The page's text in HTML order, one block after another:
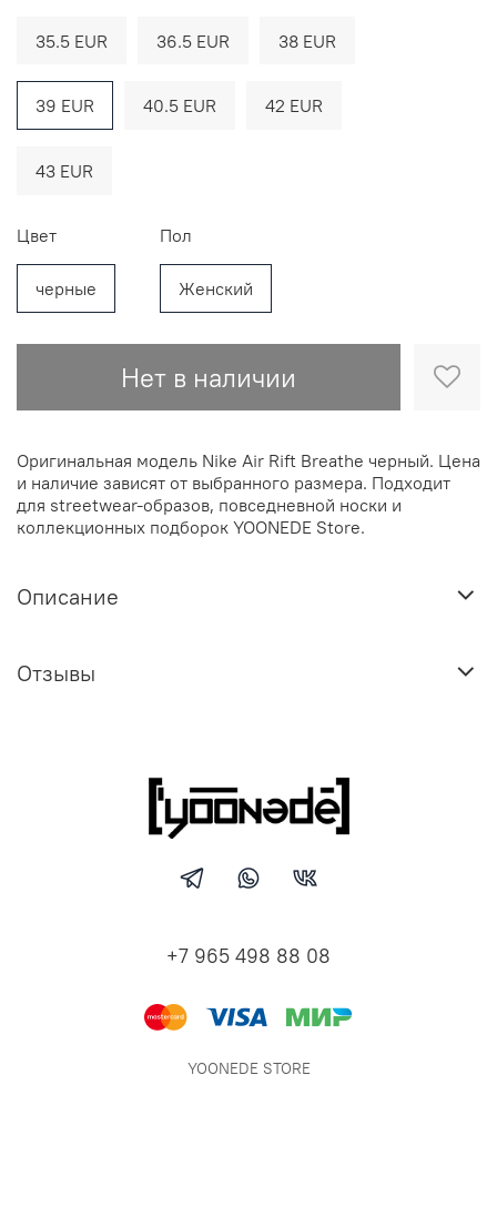
Нет в наличии
35.5 EUR 36.5 EUR 38 EUR
39 EUR 40.5 EUR 42 EUR
43 EUR
Цвет
черные
Пол
Женский
Оригинальная модель Nike Air Rift Breathe черный. Цена
и наличие зависят от выбранного размера. Подходит
для streetwear-образов, повседневной носки и
коллекционных подборок YOONEDE Store.
Описание
Отзывы
+7 965 498 88 08
YOONEDE STORE